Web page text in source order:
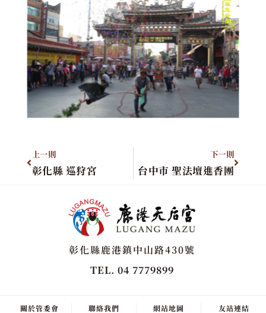
上一則
彰化縣 巡狩宮
下一則
台中市 聖法壇進香團
彰化縣鹿港鎮中山路430號
TEL. 04 7779899
關於管委會 聯絡我們 網站地圖 友站連結